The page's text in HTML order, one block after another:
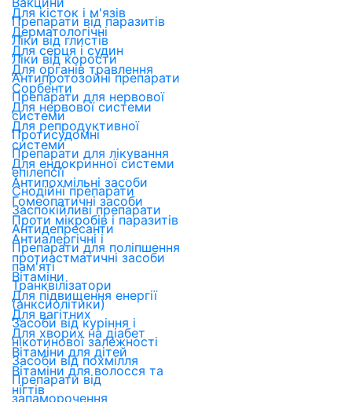
Препарати від паразитів
Ліки від глистів
Ліки від корости
Антипротозойні препарати
Препарати для нервової
системи
Протисудомні
Препарати для лікування
епілепсії
Снодійні препарати
Заспокійливі препарати
Антидепресанти
Препарати для поліпшення
пам'яті
Транквілізатори
(анксиолітики)
Засоби від куріння і
нікотинової залежності
Засоби від похмілля
Препарати від
запаморочення
Для кісток і м'язів
Дерматологічні
Для серця і судин
Для органів травлення
Сорбенти
Для нервової системи
Для репродуктивної
системи
Для ендокринної системи
Антипохмільні засоби
Гомеопатичні засоби
Проти мікробів і паразитів
Антиалергічні і
протиастматичні засоби
Вітаміни
Для підвищення енергії
Для вагітних
Для хворих на діабет
Вітаміни для дітей
Вітаміни для волосся та
нігтів